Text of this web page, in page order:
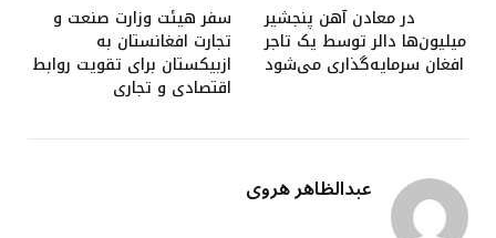
در معادن آهن پنجشیر
میلیون‌ها دالر توسط یک تاجر
افغان سرمایه‌گذاری می‌شود
سفر هیئت وزارت صنعت و
تجارت افغانستان به
ازبیکستان برای تقویت روابط
اقتصادی و تجاری
عبدالظاهر هروی